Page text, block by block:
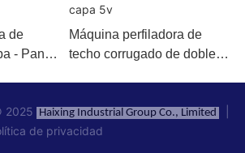
de
- Panel
Máquina perfiladora de
techo corrugado de doble
2025 Haixing Industrial Group Co., Limited
de privacidad